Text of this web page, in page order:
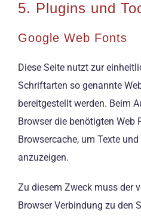
5. Plugins und
Google Web Fonts
Diese Seite nutzt zur
Schriftarten so genannte
bereitgestellt werden. Beim
Browser die benötigten Web
Browsercache, um Texte
anzuzeigen.
Zu diesem Zweck muss der
Browser Verbindung zu den